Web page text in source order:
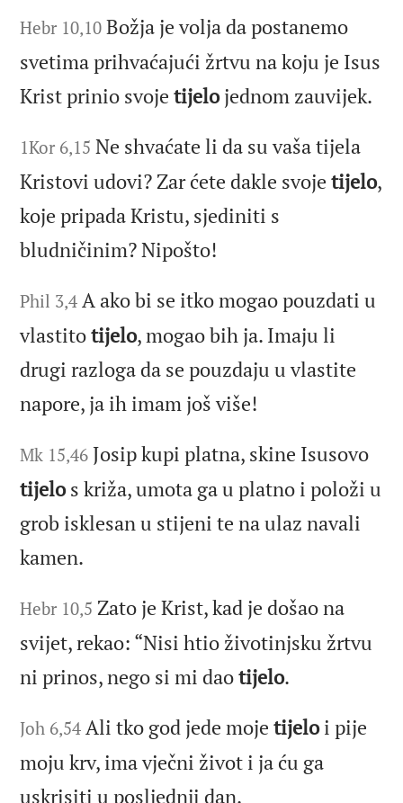
Hebr 10,10 Božja je volja da postanemo
svetima prihvaćajući žrtvu na koju je Isus
Krist prinio svojetijelojednom zauvijek.
1Kor 6,15 Ne shvaćate li da su vaša tijela
Kristovi udovi? Zar ćete dakle svojetijelo,
koje pripada Kristu, sjediniti s
bludničinim? Nipošto!
Phil 3,4 A ako bi se itko mogao pouzdati u
vlastitotijelo, mogao bih ja. Imaju li
drugi razloga da se pouzdaju u vlastite
napore, ja ih imam još više!
Mk 15,46 Josip kupi platna, skine Isusovo
tijelos križa, umota ga u platno i položi u
grob isklesan u stijeni te na ulaz navali
kamen.
Hebr 10,5 Zato je Krist, kad je došao na
svijet, rekao: “Nisi htio životinjsku žrtvu
ni prinos, nego si mi daotijelo.
Joh 6,54 Ali tko god jede mojetijeloi pije
moju krv, ima vječni život i ja ću ga
uskrisiti u posljednji dan.